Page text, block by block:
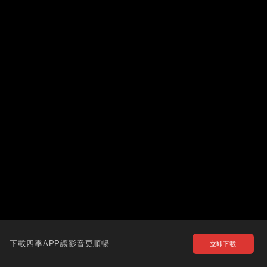
下載四季APP讓影音更順暢 立即下載